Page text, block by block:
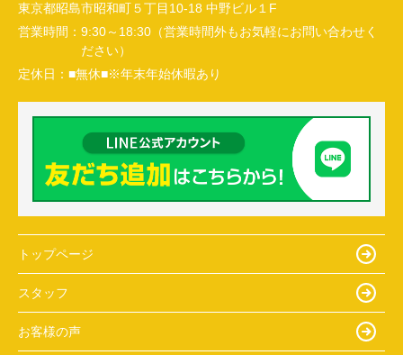
東京都昭島市昭和町５丁目10-18 中野ビル１F
営業時間： 9:30～18:30（営業時間外もお気軽にお問い合わせく
ださい）
定休日： ■無休■※年末年始休暇あり
トップページ
スタッフ
お客様の声